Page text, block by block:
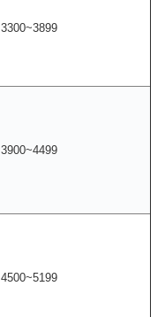
3300~3899
3900~4499
4500~5199